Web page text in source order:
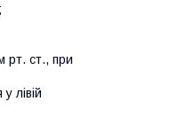
рт. ст., при
лівій